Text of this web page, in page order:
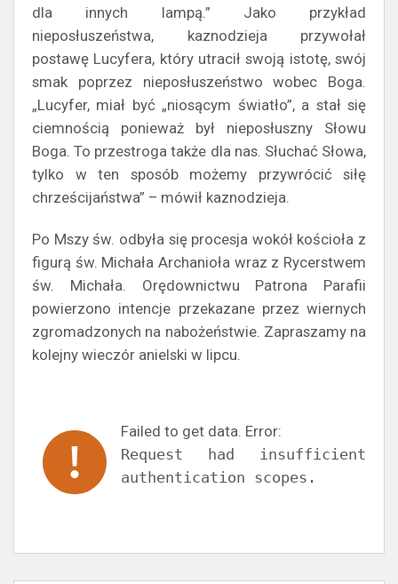
dla innych lampą.” Jako przykład
nieposłuszeństwa, kaznodzieja przywołał
postawę Lucyfera, który utracił swoją istotę, swój
smak poprzez nieposłuszeństwo wobec Boga.
„Lucyfer, miał być „niosącym światło”, a stał się
ciemnością ponieważ był nieposłuszny Słowu
Boga. To przestroga także dla nas. Słuchać Słowa,
tylko w ten sposób możemy przywrócić siłę
chrześcijaństwa” – mówił kaznodzieja.
Po Mszy św. odbyła się procesja wokół kościoła z
figurą św. Michała Archanioła wraz z Rycerstwem
św. Michała. Orędownictwu Patrona Parafii
powierzono intencje przekazane przez wiernych
zgromadzonych na nabożeństwie. Zapraszamy na
kolejny wieczór anielski w lipcu.
Failed to get data. Error:
Request had insufficient
authentication scopes.